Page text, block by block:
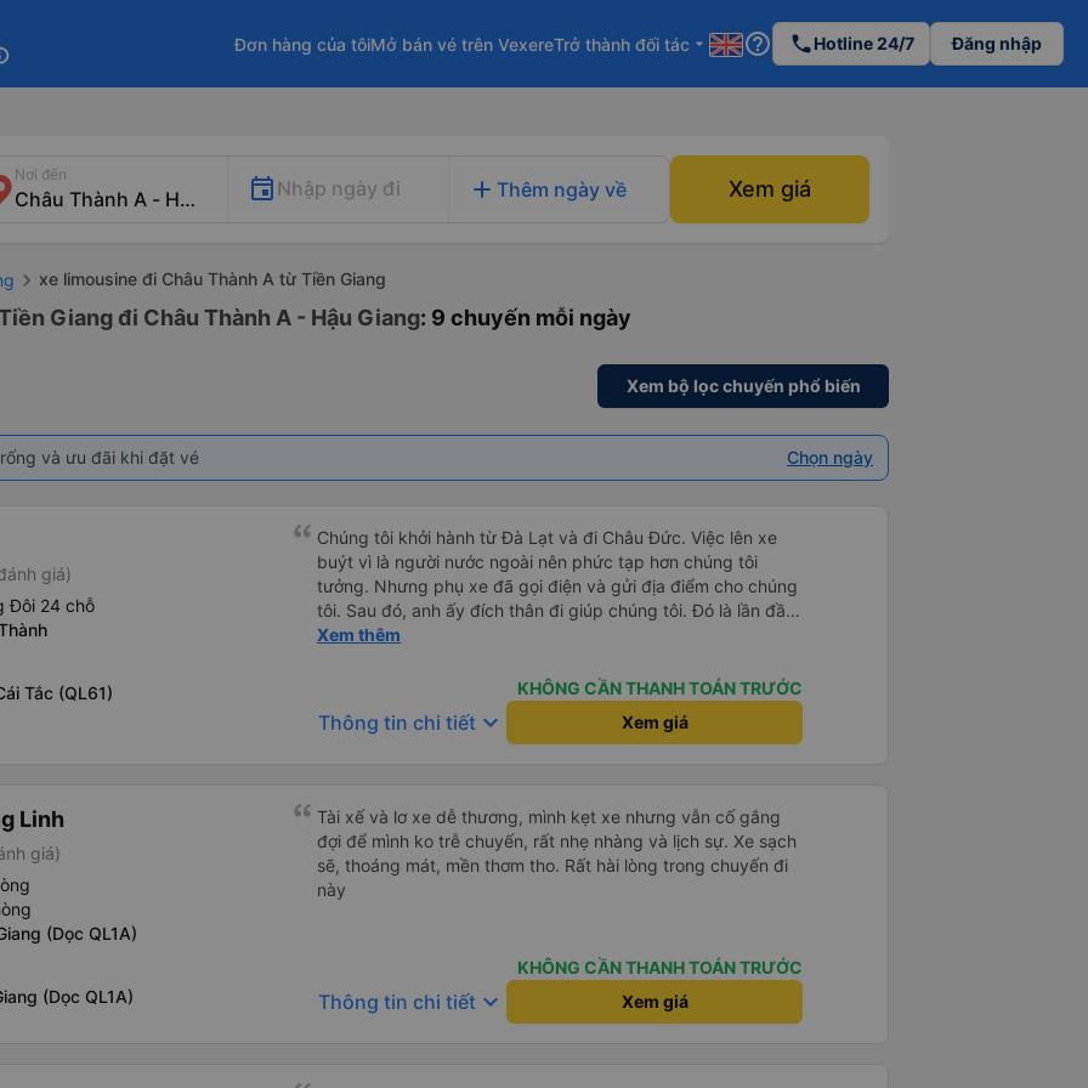
Đơn hàng của tôiMở bán vé trên VexereTrở thành đối tác arrow_drop_down help_outline phoneHotline 24/7 Đăng nhập
Nơi đến
Nhập ngày đi add Thêm ngày về Xem giá
xe limousine đi Châu Thành A từ Tiền Giang
Giang đi Châu Thành A - Hậu Giang: 9 chuyến mỗi ngày
Xem bộ lọc chuyến phổ biến
và ưu đãi khi đặt vé Chọn ngày
giá)
Đôi 24 chỗ
Tắc (QL61)
Chúng tôi khởi hành từ Đà Lạt và đi Châu Đức. Việc lên xe
buýt vì là người nước ngoài nên phức tạp hơn chúng tôi
tưởng. Nhưng phụ xe đã gọi điện và gửi địa điểm cho chúng
tôi. Sau đó, anh ấy đích thân đi giúp chúng tôi. Đó là lần đầu
tiên đi xe giường nằm với hai đứa trẻ nhỏ khá thú vị. Chúng
uống. Tôi rất ngạc nhiên khi xe dừng lại lúc nửa đêm ở Cần
Thơ và mọi người xuống xe ăn. Khi đến điểm dừng, họ đánh
thức chúng tôi dậy và đảm bảo chúng tôi đã sẵn sàng. Nhìn
Xem thêm
KHÔNG CẦN THANH TOÁN TRƯỚC
Thông tin chi tiết keyboard_arrow_down Xem giá
Linh
giá)
(Dọc QL1A)
(Dọc QL1A)
Tài xế và lơ xe dễ thương, mình kẹt xe nhưng vẫn cố gắng
đợi để mình ko trễ chuyến, rất nhẹ nhàng và lịch sự. Xe sạch
sẽ, thoáng mát, mền thơm tho. Rất hài lòng trong chuyến đi
này
KHÔNG CẦN THANH TOÁN TRƯỚC
Thông tin chi tiết keyboard_arrow_down Xem giá